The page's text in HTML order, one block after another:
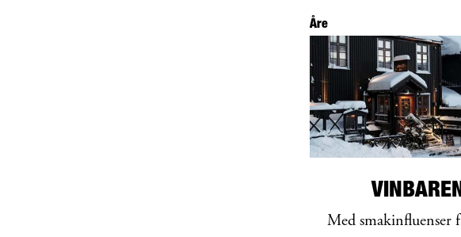
Åre
Med smakinfluenser